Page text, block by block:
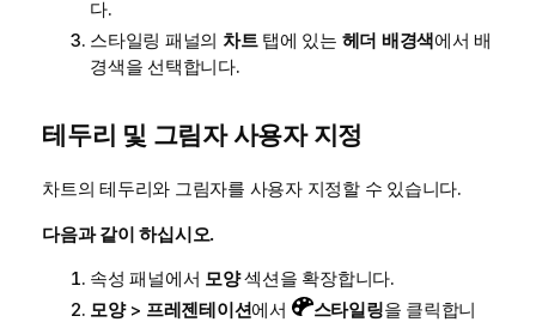
다.
스타일링 패널의 차트탭에 있는 헤더 배경색에서 배
경색을 선택합니다.
테두리 및 그림자 사용자 지정
차트의 테두리와 그림자를 사용자 지정할 수 있습니다.
다음과 같이 하십시오.
속성 패널에서 모양섹션을 확장합니다.
모양> 프레젠테이션에서 스타일링을 클릭합니